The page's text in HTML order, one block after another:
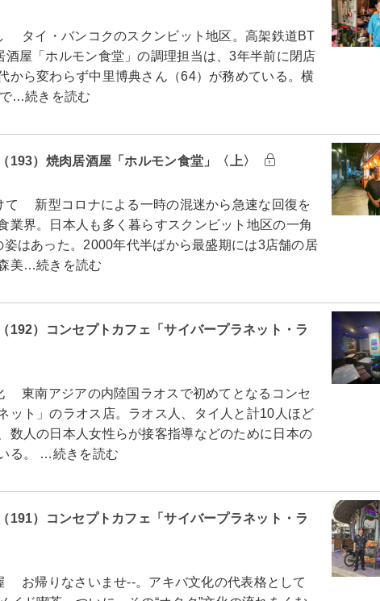
タイ・バンコクのスクンビット地区。高架鉄道BT
酒屋「ホルモン食堂」の調理担当は、3年半前に閉店
から変わらず中里博典さん（64）が務めている。横
…続きを読む
）焼肉居酒屋「ホルモン食堂」〈上〉
新型コロナによる一時の混迷から急速な回復を
業界。日本人も多く暮らすスクンビット地区の一角
はあった。2000年代半ばから最盛期には3店舗の居
美…続きを読む
）コンセプトカフェ「サイバープラネット・ラ
東南アジアの内陸国ラオスで初めてとなるコンセ
ット」のラオス店。ラオス人、タイ人と計10人ほど
数人の日本人女性らが接客指導などのために日本の
る。 …続きを読む
）コンセプトカフェ「サイバープラネット・ラ
お帰りなさいませ--。アキバ文化の代表格として